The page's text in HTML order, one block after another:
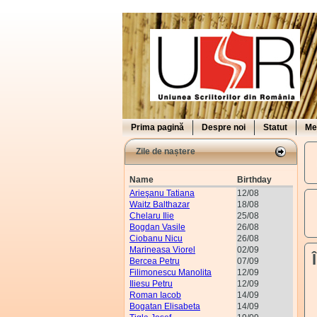
Prima pagină Despre noi Statut
Zile de naștere
Name
Birthday
Arieşanu Tatiana
12/08
Waitz Balthazar
18/08
Chelaru Ilie
25/08
Bogdan Vasile
26/08
Ciobanu Nicu
26/08
Marineasa Viorel
02/09
Bercea Petru
07/09
Filimonescu Manolita
12/09
Iliesu Petru
12/09
Roman Iacob
14/09
Bogatan Elisabeta
14/09